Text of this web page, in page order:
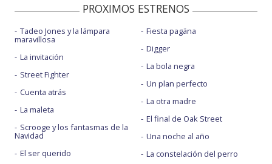
PROXIMOS ESTRENOS
Tadeo Jones y la lámpara
maravillosa
La invitación
Street Fighter
Cuenta atrás
La maleta
Scrooge y los fantasmas de la
Navidad
El ser querido
Fiesta pagäna
Digger
La bola negra
Un plan perfecto
La otra madre
El final de Oak Street
Una noche al año
La constelación del perro